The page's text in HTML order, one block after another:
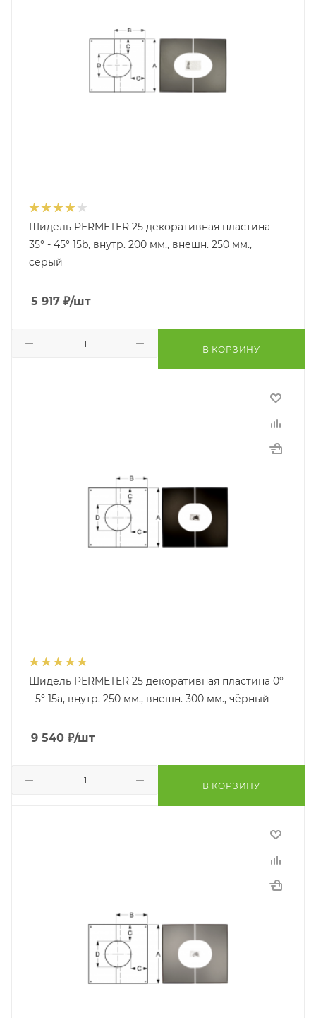
Шидель PERMETER 25 декоративная пластина
35° - 45° 15b, внутр. 200 мм., внешн. 250 мм.,
серый
5 917 ₽/шт
В КОРЗИНУ
Шидель PERMETER 25 декоративная пластина 0°
- 5° 15a, внутр. 250 мм., внешн. 300 мм., чёрный
9 540 ₽/шт
В КОРЗИНУ